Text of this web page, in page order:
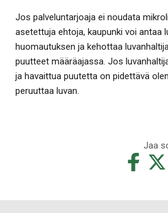
Jos palveluntarjoaja ei noudata
asetettuja ehtoja, kaupunki voi antaa
huomautuksen ja kehottaa
puutteet määräajassa. Jos
ja havaittua puutetta on pidettävä
peruuttaa luvan.
Jaa
Jaa
tämä
Jaa